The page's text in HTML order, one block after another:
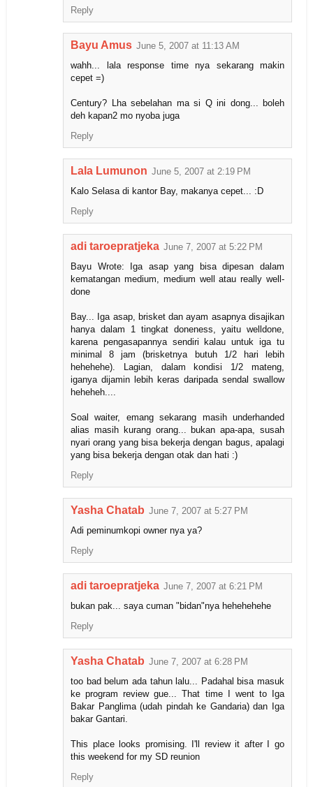
Reply
Bayu Amus June 5, 2007 at 11:13 AM
wahh... lala response time nya sekarang makin
cepet =)
Century? Lha sebelahan ma si Q ini dong... boleh
deh kapan2 mo nyoba juga
Reply
Lala Lumunon June 5, 2007 at 2:19 PM
Kalo Selasa di kantor Bay, makanya cepet... :D
Reply
adi taroepratjeka June 7, 2007 at 5:22 PM
Bayu Wrote: Iga asap yang bisa dipesan dalam
kematangan medium, medium well atau really well-
done
Bay... Iga asap, brisket dan ayam asapnya disajikan
hanya dalam 1 tingkat doneness, yaitu welldone,
karena pengasapannya sendiri kalau untuk iga tu
minimal 8 jam (brisketnya butuh 1/2 hari lebih
hehehehe). Lagian, dalam kondisi 1/2 mateng,
iganya dijamin lebih keras daripada sendal swallow
heheheh....
Soal waiter, emang sekarang masih underhanded
alias masih kurang orang... bukan apa-apa, susah
nyari orang yang bisa bekerja dengan bagus, apalagi
yang bisa bekerja dengan otak dan hati :)
Reply
Yasha Chatab June 7, 2007 at 5:27 PM
Adi peminumkopi owner nya ya?
Reply
adi taroepratjeka June 7, 2007 at 6:21 PM
bukan pak... saya cuman "bidan"nya hehehehehe
Reply
Yasha Chatab June 7, 2007 at 6:28 PM
too bad belum ada tahun lalu... Padahal bisa masuk
ke program review gue... That time I went to Iga
Bakar Panglima (udah pindah ke Gandaria) dan Iga
bakar Gantari.
This place looks promising. I'll review it after I go
this weekend for my SD reunion
Reply